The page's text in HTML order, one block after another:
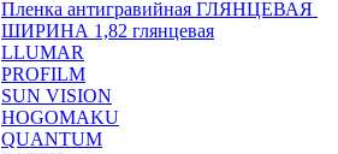
Пленка антигравийная ГЛЯНЦЕВАЯ
ШИРИНА 1,82 глянцевая
LLUMAR
PROFILM
SUN VISION
HOGOMAKU
QUANTUM